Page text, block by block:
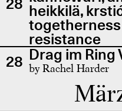
28 heikkilä,
resistance
28 Drag im Ring
by Rachel Harder